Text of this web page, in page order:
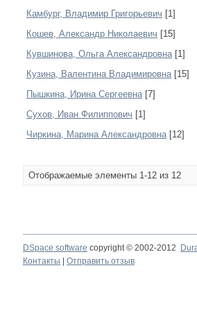
Камбург, Владимир Григорьевич [1]
Кошев, Александр Николаевич [15]
Кувшинова, Ольга Александровна[1]
Кузина, Валентина Владимировна[15]
Пышкина, Ирина Сергеевна[7]
Сухов, Иван Филиппович [1]
Чиркина, Марина Александровна[12]
Отображаемые элементы 1-12 из 12
DSpace software copyright © 2002-2012
Контакты
Отправить отзыв